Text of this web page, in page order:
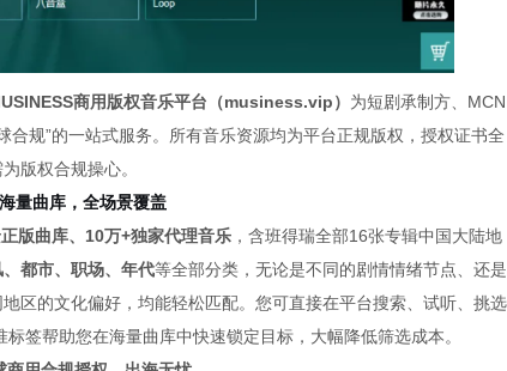
商用版权音乐平台（musiness.vip） 为短剧承制方、MCN
合规”的一站式服务。 所有音乐资源均为平台正规版权，授权证书全
版权合规操心。
海量曲库，全场景覆盖
版曲库、10万+独家代理音乐 ，含班得瑞全部16张专辑中国大陆地
都市、职场、年代等全部分类，无论是不同的剧情情绪节点、还是
区的文化偏好，均能轻松匹配。您可直接在平台搜索、试听、挑选
签帮助您在海量曲库中快速锁定目标，大幅降低筛选成本。